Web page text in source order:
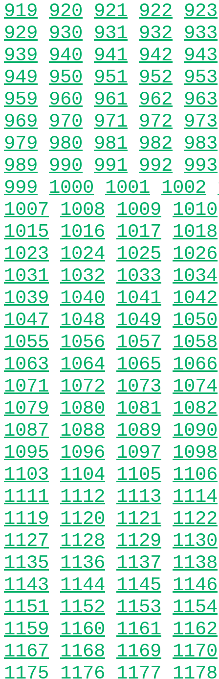
919 920 921 922 923
929 930 931 932 933
939 940 941 942 943
949 950 951 952 953
959 960 961 962 963
969 970 971 972 973
979 980 981 982 983
989 990 991 992 993
999 1000 1001 1002
1007 1008 1009 1010
1015 1016 1017 1018
1023 1024 1025 1026
1031 1032 1033 1034
1039 1040 1041 1042
1047 1048 1049 1050
1055 1056 1057 1058
1063 1064 1065 1066
1071 1072 1073 1074
1079 1080 1081 1082
1087 1088 1089 1090
1095 1096 1097 1098
1103 1104 1105 1106
1111 1112 1113 1114
1119 1120 1121 1122
1127 1128 1129 1130
1135 1136 1137 1138
1143 1144 1145 1146
1151 1152 1153 1154
1159 1160 1161 1162
1167 1168 1169 1170
1175 1176 1177 1178